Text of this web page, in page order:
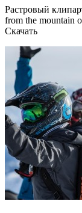
Растровый
from the mountain
Скачать